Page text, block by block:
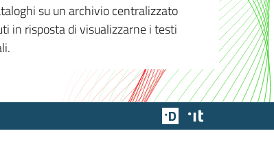
su un archivio centralizzato
in risposta di visualizzarne i testi
Team Digitale